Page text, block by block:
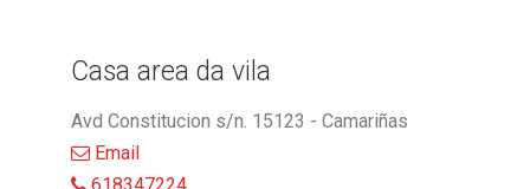
Casa area da vila
Avd Constitucion s/n. 15123 - Camariñas
Email